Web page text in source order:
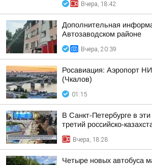
Вчера, 18:42
Дополнительная
Автозаводском районе
Вчера, 20:39
Росавиация: Аэропорт
(Чкалов)
01:15
В Санкт-Петербурге в
третий российско-
Вчера, 18:28
Четыре новых автобуса